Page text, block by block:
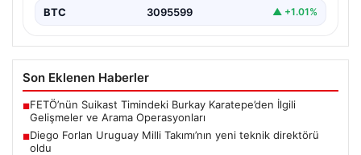
BTC 3095599 ▲ +1.01%
Son Eklenen Haberler
■FETÖ’nün Suikast Timindeki Burkay Karatepe’den İlgili
Gelişmeler ve Arama Operasyonları
■Diego Forlan Uruguay Milli Takımı’nın yeni teknik direktörü
oldu